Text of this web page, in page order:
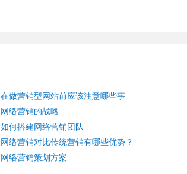
在做营销型网站前应该注意哪些事
网络营销的战略
如何搭建网络营销团队
网络营销对比传统营销有哪些优势？
网络营销策划方案